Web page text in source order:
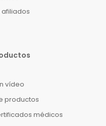
vídeo
productos
médicos